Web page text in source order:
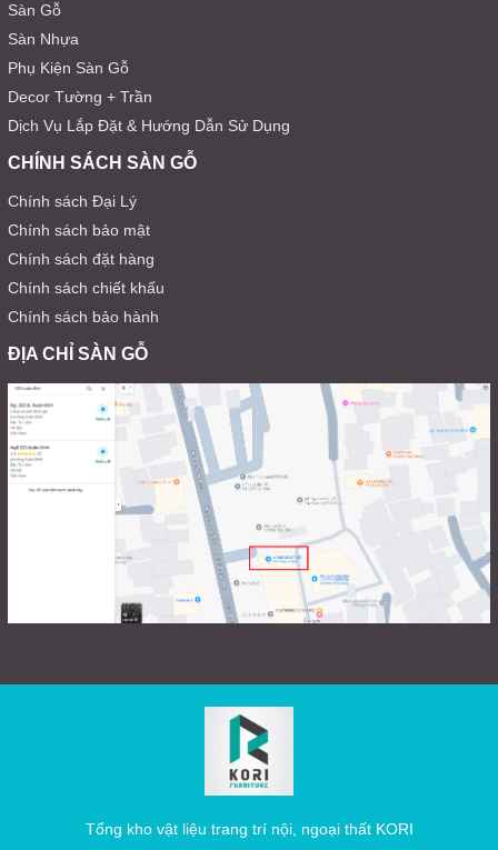
Sàn Gỗ
Sàn Nhựa
Phụ Kiện Sàn Gỗ
Decor Tường + Trần
Dịch Vụ Lắp Đặt & Hướng Dẫn Sử Dụng
CHÍNH SÁCH SÀN GỖ
Chính sách Đại Lý
Chính sách bảo mật
Chính sách đặt hàng
Chính sách chiết khấu
Chính sách bảo hành
ĐỊA CHỈ SÀN GỖ
Tổng kho vật liệu trang trí nội, ngoại thất KORI